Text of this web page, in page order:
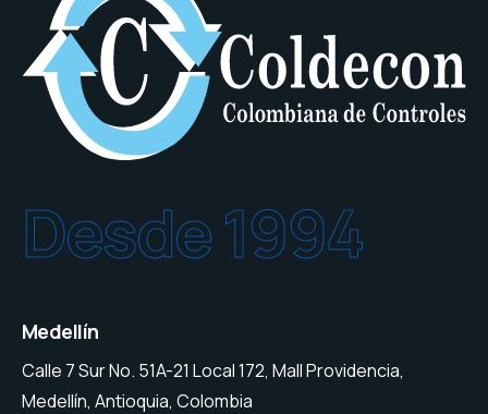
Desde 1994
Medellín
Calle 7 Sur No. 51A-21 Local 172, Mall Providencia,
Medellín, Antioquia, Colombia